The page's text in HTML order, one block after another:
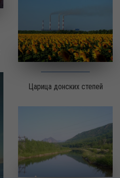
Царица донских степей